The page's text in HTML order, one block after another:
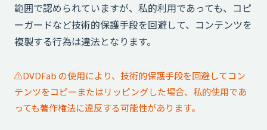
範囲で認められていますが、私的利用であっても、コピ
ーガードなど技術的保護手段を回避して、コンテンツを
複製する行為は違法となります。
⚠️DVDFab の使用により、技術的保護手段を回避してコン
テンツをコピーまたはリッピングした場合、私的使用であ
っても著作権法に違反する可能性があります。